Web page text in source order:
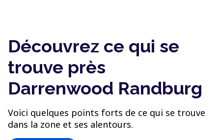
Découvrez ce qui se
trouve près
Darrenwood Randburg
Voici quelques points forts de ce qui se trouve
dans la zone et ses alentours.